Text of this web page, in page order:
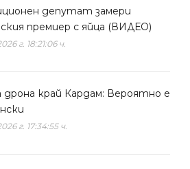
депутат замери
премиер с яйца (ВИДЕО)
г. 18:21:06 ч.
дрона край Кардам: Вероятно е
г. 17:34:55 ч.